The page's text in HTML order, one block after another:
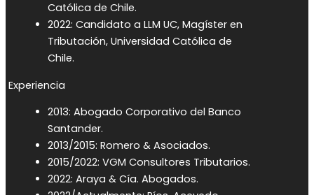
Católica de Chile.
2022: Candidato a LLM UC, Magíster en
Tributación, Universidad Católica de
Chile.
Experiencia
2013: Abogado Corporativo del Banco
Santander.
2013/2015: Romero & Asociados.
2015/2022: VGM Consultores Tributarios.
2022: Araya & Cía. Abogados.